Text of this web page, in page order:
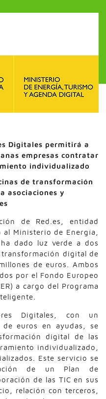
Digitales permitirá a
empresas contratar
individualizado
de transformación
asociaciones y
de Red.es, entidad
Ministerio de Energía,
dado luz verde a dos
digital de
de euros. Ambos
por el Fondo Europeo
a cargo del Programa
Digitales, con un
euros en ayudas, se
digital de las
individualizado,
Este servicio se
de un Plan de
de las TIC en sus
relación con terceros,